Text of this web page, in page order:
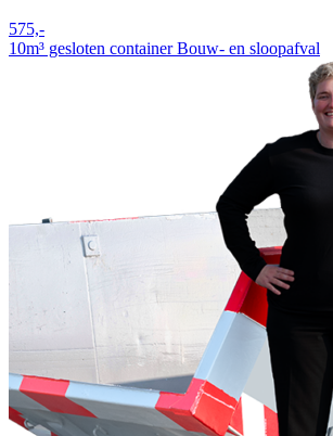
575,-
10m³ gesloten containerBouw- en sloopafval